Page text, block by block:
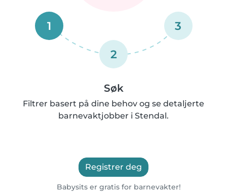
1
2
3
Søk
Filtrer basert på dine behov og se detaljerte
barnevaktjobber i Stendal.
Registrer deg
Babysits er gratis for barnevakter!